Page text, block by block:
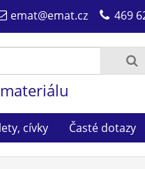
emat@emat.cz 469
cívky Časté dotazy